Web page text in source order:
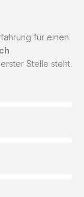
für einen
Stelle steht.